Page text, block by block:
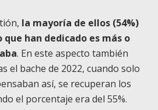
la mayoría de ellos (54%)
han dedicado es más o
. En este aspecto también
el bache de 2022, cuando solo
así, se recuperan los
el porcentaje era del 55%.